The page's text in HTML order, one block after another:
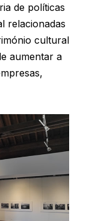
de políticas
relacionadas
cultural
aumentar a